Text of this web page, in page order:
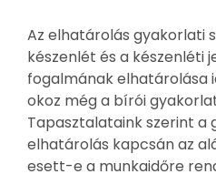
Az elhatárolás gyakorlati
készenlét és a készenléti
fogalmának elhatárolása
okoz még a bírói
Tapasztalataink szerint a
elhatárolás kapcsán az
esett-e a munkaidőre